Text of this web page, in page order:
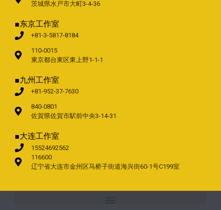
茨城県水戸市大町3-4-36
■东京工作室
+81-3-5817-8184
110-0015
東京都台東区東上野1-1-1
■九州工作室
+81-952-37-7630
840-0801
佐賀県佐賀市駅前中央3-14-31
■大连工作室
15524692562
116600
辽宁省大连市金州区马桥子街道海兴街60-1号C199室